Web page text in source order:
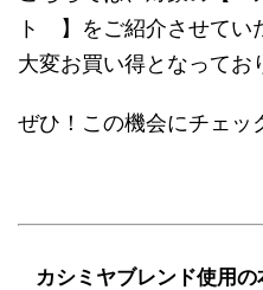
ト 】をご紹介させてい
大変お買い得となってお
ぜひ！この機会にチェッ
カシミヤブレンド使用